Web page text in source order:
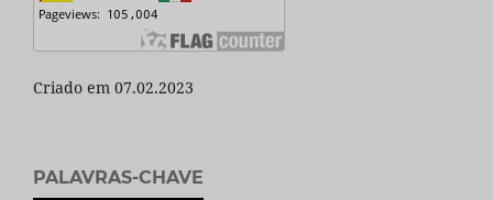
Criado em 07.02.2023
PALAVRAS-CHAVE